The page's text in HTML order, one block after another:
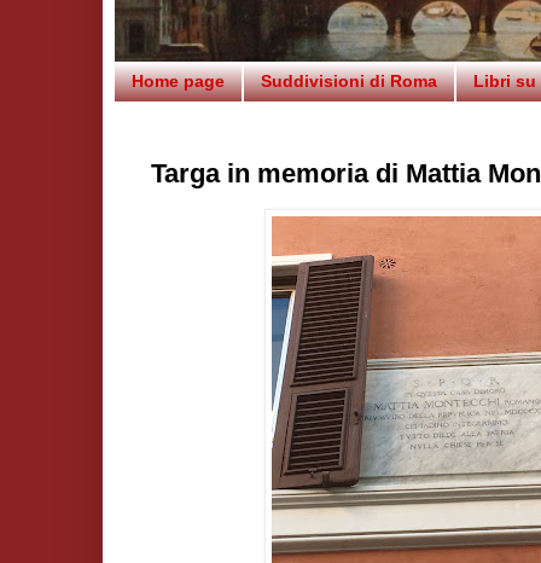
Home page Suddivisioni di Roma Libri su
Targa in memoria di Mattia